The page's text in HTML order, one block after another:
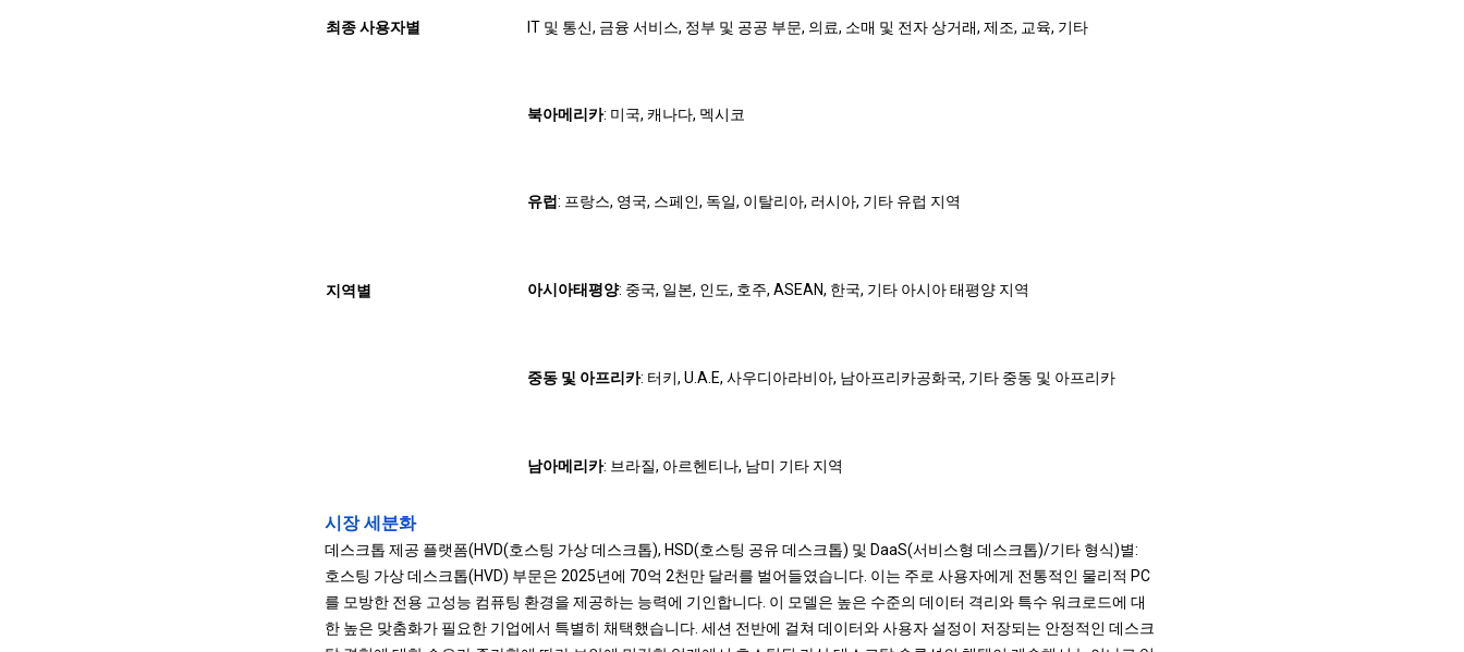
최종 사용자별 IT 및 통신, 금융 서비스, 정부 및 공공 부문, 의료, 소매 및 전자 상거래, 제조, 교육, 기타
지역별
북아메리카: 미국, 캐나다, 멕시코
유럽: 프랑스, ​​영국, 스페인, 독일, 이탈리아, 러시아, 기타 유럽 지역
아시아태평양: 중국, 일본, 인도, 호주, ASEAN, 한국, 기타 아시아 태평양 지역
중동 및 아프리카: 터키, U.A.E, 사우디아라비아, 남아프리카공화국, 기타 중동 및 아프리카
남아메리카: 브라질, 아르헨티나, 남미 기타 지역
시장 세분화
데스크톱 제공 플랫폼(HVD(호스팅 가상 데스크톱), HSD(호스팅 공유 데스크톱) 및 DaaS(서비스형 데스크톱)/기타 형식)별:
호스팅 가상 데스크톱(HVD) 부문은 2025년에 70억 2천만 달러를 벌어들였습니다. 이는 주로 사용자에게 전통적인 물리적 PC
를 모방한 전용 고성능 컴퓨팅 환경을 제공하는 능력에 기인합니다. 이 모델은 높은 수준의 데이터 격리와 특수 워크로드에 대
한 높은 맞춤화가 필요한 기업에서 특별히 채택했습니다. 세션 전반에 걸쳐 데이터와 사용자 설정이 저장되는 안정적인 데스크